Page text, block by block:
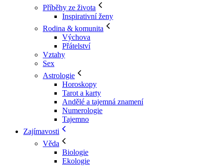
Příběhy ze života
Inspirativní ženy
Rodina & komunita
Výchova
Přátelství
Vztahy
Sex
Astrologie
Horoskopy
Tarot a karty
Andělé a tajemná znamení
Numerologie
Tajemno
Zajímavosti
Věda
Biologie
Ekologie